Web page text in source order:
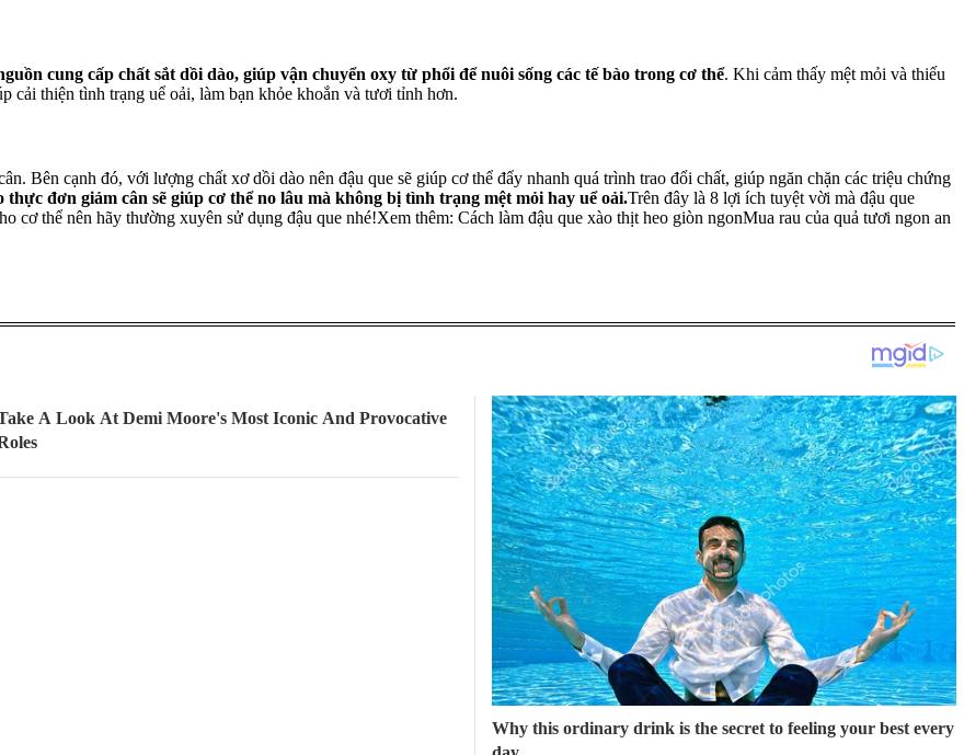
cung cấp chất sắt dồi dào, giúp vận chuyển oxy từ phổi để nuôi sống các tế bào trong cơ thể. Khi cảm thấy mệt mỏi và thiếu
cải thiện tình trạng uể oải, làm bạn khỏe khoắn và tươi tỉnh hơn.
Bên cạnh đó, với lượng chất xơ dồi dào nên đậu que sẽ giúp cơ thể đẩy nhanh quá trình trao đổi chất, giúp ngăn chặn các triệu chứng
thực đơn giảm cân sẽ giúp cơ thể no lâu mà không bị tình trạng mệt mỏi hay uể oải.Trên đây là 8 lợi ích tuyệt vời mà đậu que
cơ thể nên hãy thường xuyên sử dụng đậu que nhé!Xem thêm: Cách làm đậu que xào thịt heo giòn ngonMua rau của quả tươi ngon an